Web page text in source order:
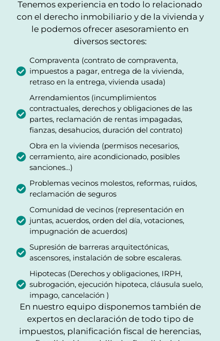
Tenemos experiencia en todo lo relacionado
con el derecho inmobiliario y de la vivienda y
le podemos ofrecer asesoramiento en
diversos sectores:
Compraventa (contrato de compraventa,
impuestos a pagar, entrega de la vivienda,
retraso en la entrega, vivienda usada)
Arrendamientos (incumplimientos
contractuales, derechos y obligaciones de las
partes, reclamación de rentas impagadas,
fianzas, desahucios, duración del contrato)
Obra en la vivienda (permisos necesarios,
cerramiento, aire acondicionado, posibles
sanciones…)
Problemas vecinos molestos, reformas, ruidos,
reclamación de seguros
Comunidad de vecinos (representación en
juntas, acuerdos, orden del día, votaciones,
impugnación de acuerdos)
Supresión de barreras arquitectónicas,
ascensores, instalación de sobre escaleras.
Hipotecas (Derechos y obligaciones, IRPH,
subrogación, ejecución hipoteca, cláusula suelo,
impago, cancelación )
En nuestro equipo disponemos también de
expertos en declaración de todo tipo de
impuestos, planificación fiscal de herencias,